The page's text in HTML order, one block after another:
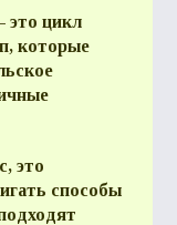
это цикл
которые
это
способы